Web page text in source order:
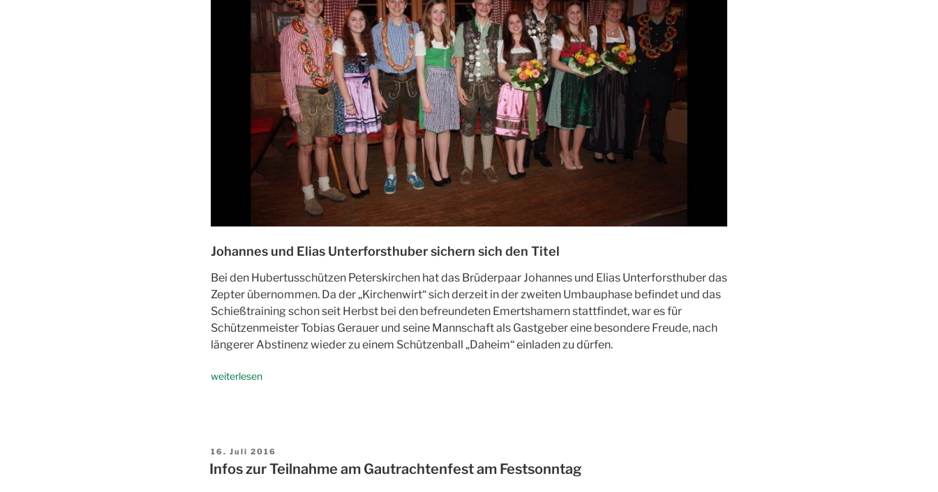
Johannes und Elias Unterforsthuber sichern sich den Titel
Bei den Hubertusschützen Peterskirchen hat das Brüderpaar Johannes und Elias Unterforsthuber das
Zepter übernommen. Da der „Kirchenwirt“ sich derzeit in der zweiten Umbauphase befindet und das
Schießtraining schon seit Herbst bei den befreundeten Emertshamern stattfindet, war es für
Schützenmeister Tobias Gerauer und seine Mannschaft als Gastgeber eine besondere Freude, nach
längerer Abstinenz wieder zu einem Schützenball „Daheim“ einladen zu dürfen.
„Brüderpaar
weiterlesen
Veröffentlicht
am
16. Juli 2016
Infos zur Teilnahme am Gautrachtenfest am Festsonntag